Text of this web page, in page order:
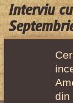
Interviu
din